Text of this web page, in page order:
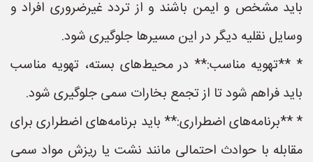
باید مشخص و ایمن باشند و از تردد غیرضروری افراد و
وسایل نقلیه دیگر در این مسیرها جلوگیری شود.
* **تهویه مناسب:** در محیط‌های بسته، تهویه مناسب
باید فراهم شود تا از تجمع بخارات سمی جلوگیری شود.
* **برنامه‌های اضطراری:** باید برنامه‌های اضطراری برای
مقابله با حوادث احتمالی مانند نشت یا ریزش مواد سمی